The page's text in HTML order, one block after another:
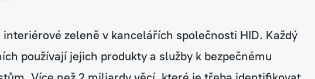
Péče a údržba stávajících
zeleně v kancelářích společnosti HID. Každý
používají jejich produkty a služby k bezpečnému